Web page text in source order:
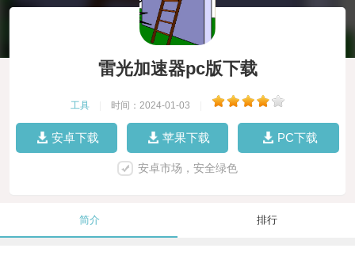
雷光加速器pc版下载
工具 时间：2024-01-03
安卓下载 苹果下载 PC下载
安卓市场，安全绿色
简介 排行